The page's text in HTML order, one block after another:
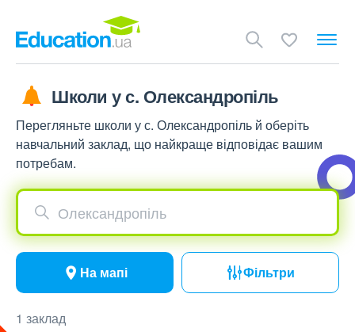
Школи у с. Олександропіль
Перегляньте школи у с. Олександропіль й оберіть
навчальний заклад, що найкраще відповідає вашим
потребам.
Олександропіль
На мапі Фільтри
1 заклад